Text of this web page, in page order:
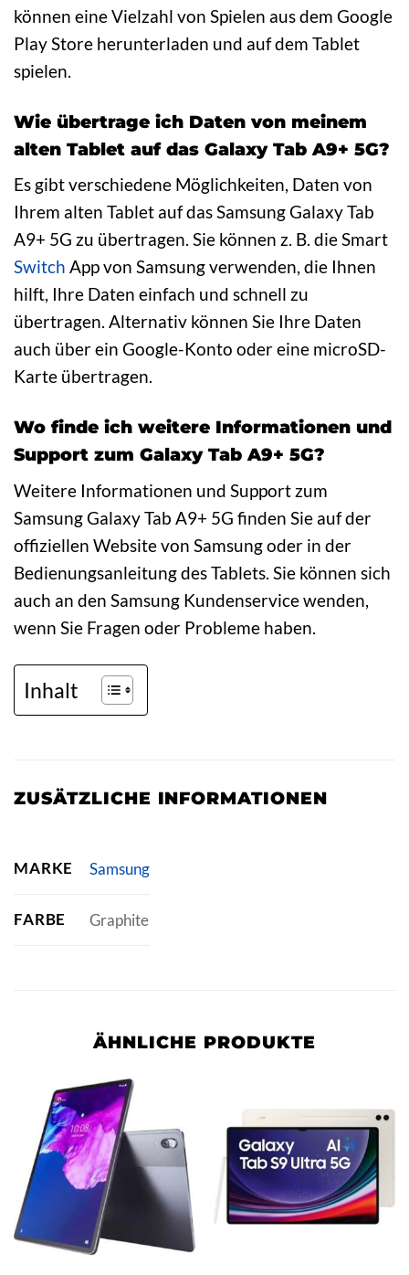
können eine Vielzahl von Spielen aus dem Google
Play Store herunterladen und auf dem Tablet
spielen.
Wie übertrage ich Daten von meinem
alten Tablet auf das Galaxy Tab A9+ 5G?
Es gibt verschiedene Möglichkeiten, Daten von
Ihrem alten Tablet auf das Samsung Galaxy Tab
A9+ 5G zu übertragen. Sie können z. B. die Smart
Switch App von Samsung verwenden, die Ihnen
hilft, Ihre Daten einfach und schnell zu
übertragen. Alternativ können Sie Ihre Daten
auch über ein Google-Konto oder eine microSD-
Karte übertragen.
Wo finde ich weitere Informationen und
Support zum Galaxy Tab A9+ 5G?
Weitere Informationen und Support zum
Samsung Galaxy Tab A9+ 5G finden Sie auf der
offiziellen Website von Samsung oder in der
Bedienungsanleitung des Tablets. Sie können sich
auch an den Samsung Kundenservice wenden,
wenn Sie Fragen oder Probleme haben.
Inhalt
ZUSÄTZLICHE INFORMATIONEN
MARKE Samsung
FARBE Graphite
ÄHNLICHE PRODUKTE